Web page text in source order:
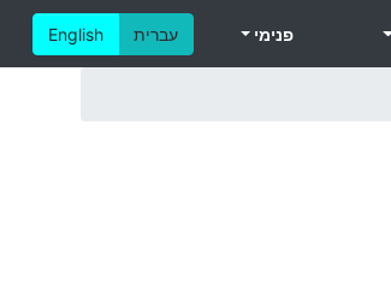
English עברית פנימי